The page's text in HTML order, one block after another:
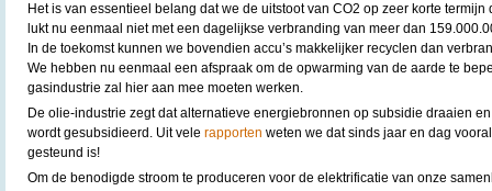
Het is van essentieel belang dat we de uitstoot van CO2 op zeer korte
lukt nu eenmaal niet met een dagelijkse verbranding van meer dan
In de toekomst kunnen we bovendien accu’s makkelijker recyclen dan
We hebben nu eenmaal een afspraak om de opwarming van de aarde te
gasindustrie zal hier aan mee moeten werken.
De olie-industrie zegt dat alternatieve energiebronnen op subsidie draaien
wordt gesubsidieerd. Uit vele rapporten weten we dat sinds jaar en dag
gesteund is!
Om de benodigde stroom te produceren voor de elektrificatie van onze